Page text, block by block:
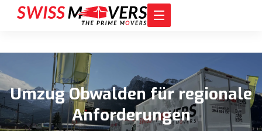
Umzug Obwalden für regionale
Anforderungen